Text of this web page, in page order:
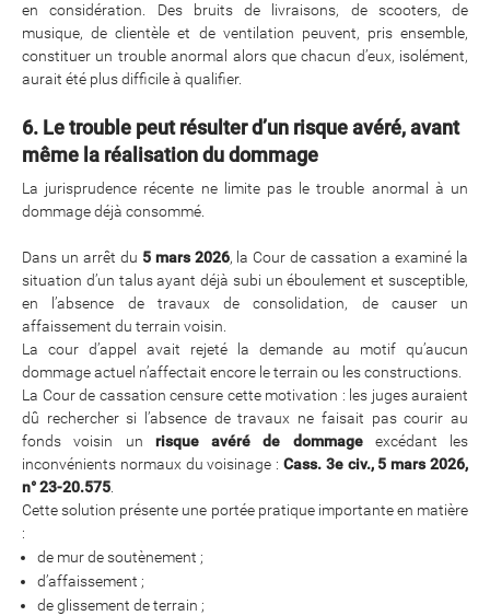
en considération. Des bruits de livraisons, de scooters, de
musique, de clientèle et de ventilation peuvent, pris ensemble,
constituer un trouble anormal alors que chacun d’eux, isolément,
aurait été plus difficile à qualifier.
6. Le trouble peut résulter d’un risque avéré, avant
même la réalisation du dommage
La jurisprudence récente ne limite pas le trouble anormal à un
dommage déjà consommé.
Dans un arrêt du 5 mars 2026, la Cour de cassation a examiné la
situation d’un talus ayant déjà subi un éboulement et susceptible,
en l’absence de travaux de consolidation, de causer un
affaissement du terrain voisin.
La cour d’appel avait rejeté la demande au motif qu’aucun
dommage actuel n’affectait encore le terrain ou les constructions.
La Cour de cassation censure cette motivation : les juges auraient
dû rechercher si l’absence de travaux ne faisait pas courir au
fonds voisin un risque avéré de dommageexcédant les
inconvénients normaux du voisinage : Cass. 3e civ., 5 mars 2026,
n° 23-20.575
Cette solution présente une portée pratique importante en matière
:
de mur de soutènement ;
d’affaissement ;
de glissement de terrain ;